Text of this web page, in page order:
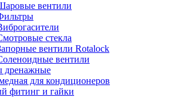
вентили
стекла
вентили Rotalock
вентили
дренажные
для кондиционеров
фитинг и гайки